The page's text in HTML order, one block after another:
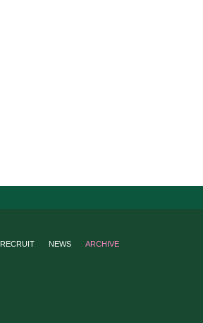
RECRUIT NEWS ARCHIVE